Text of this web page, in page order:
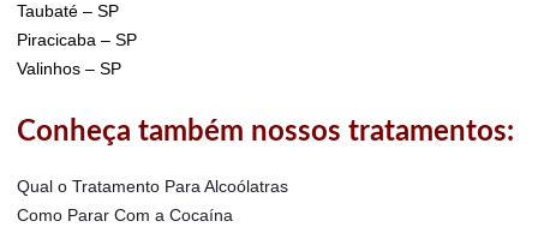
Taubaté – SP
Piracicaba – SP
Valinhos – SP
Conheça também nossos tratamentos:
Qual o Tratamento Para Alcoólatras
Como Parar Com a Cocaína